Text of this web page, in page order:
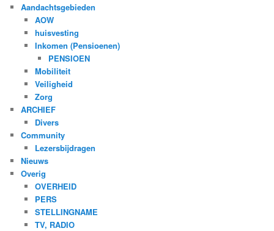
Aandachtsgebieden
AOW
huisvesting
Inkomen (Pensioenen)
PENSIOEN
Mobiliteit
Veiligheid
Zorg
ARCHIEF
Divers
Community
Lezersbijdragen
Nieuws
Overig
OVERHEID
PERS
STELLINGNAME
TV, RADIO